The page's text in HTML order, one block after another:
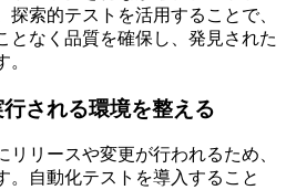
探索的テストを活用することで、
となく品質を確保し、発見された
される環境を整える
リースや変更が行われるため、
。自動化テストを導入すること